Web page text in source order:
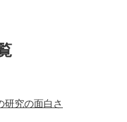
研究の面白さ